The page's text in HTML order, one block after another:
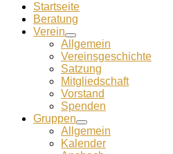
Startseite
Beratung
Verein
Allgemein
Vereins­geschichte
Satzung
Mitglied­schaft
Vorstand
Spenden
Gruppen
Allgemein
Kalender